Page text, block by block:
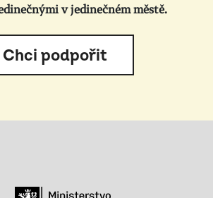
v jedinečném městě.
Chci podpořit